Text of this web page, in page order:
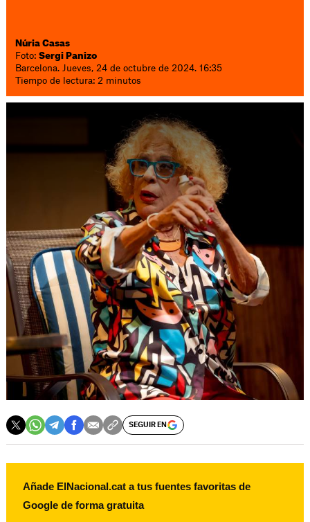
Núria Casas
Foto:Sergi Panizo
Barcelona. Jueves, 24 de octubre de 2024. 16:35
Tiempo de lectura: 2 minutos
SEGUIR EN
Añade ElNacional.cat a tus fuentes favoritas de
Google de forma gratuita